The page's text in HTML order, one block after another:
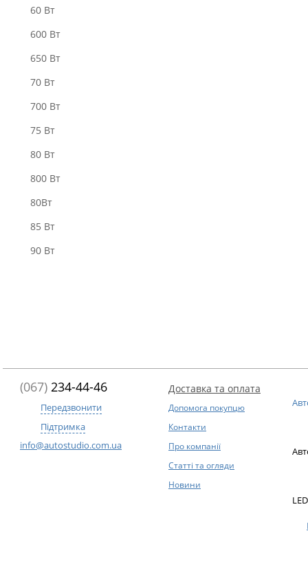
60 Вт
600 Вт
650 Вт
70 Вт
700 Вт
75 Вт
80 Вт
800 Вт
80Вт
85 Вт
90 Вт
(067) 234-44-46
Передзвонити
Підтримка
info@autostudio.com.ua
Доставка та оплата
Допомога покупцю
Контакти
Про компанії
Статті та огляди
Новини